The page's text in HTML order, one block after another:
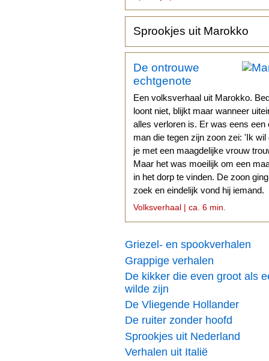
Sprookjes uit Marokko
De ontrouwe
echtgenote
Een volksverhaal uit Marokko.
loont niet, blijkt maar wanneer
alles verloren is. Er was eens een
man die tegen zijn zoon zei: 'Ik wil
je met een maagdelijke vrouw
Maar het was moeilijk om een
in het dorp te vinden. De zoon
zoek en eindelijk vond hij iemand.
Volksverhaal | ca. 6 min.
Griezel- en spookverhalen
Grappige verhalen
De kikker die even groot als
wilde zijn
De Vliegende Hollander
De ruiter zonder hoofd
Sprookjes uit Nederland
Verhalen uit Italië